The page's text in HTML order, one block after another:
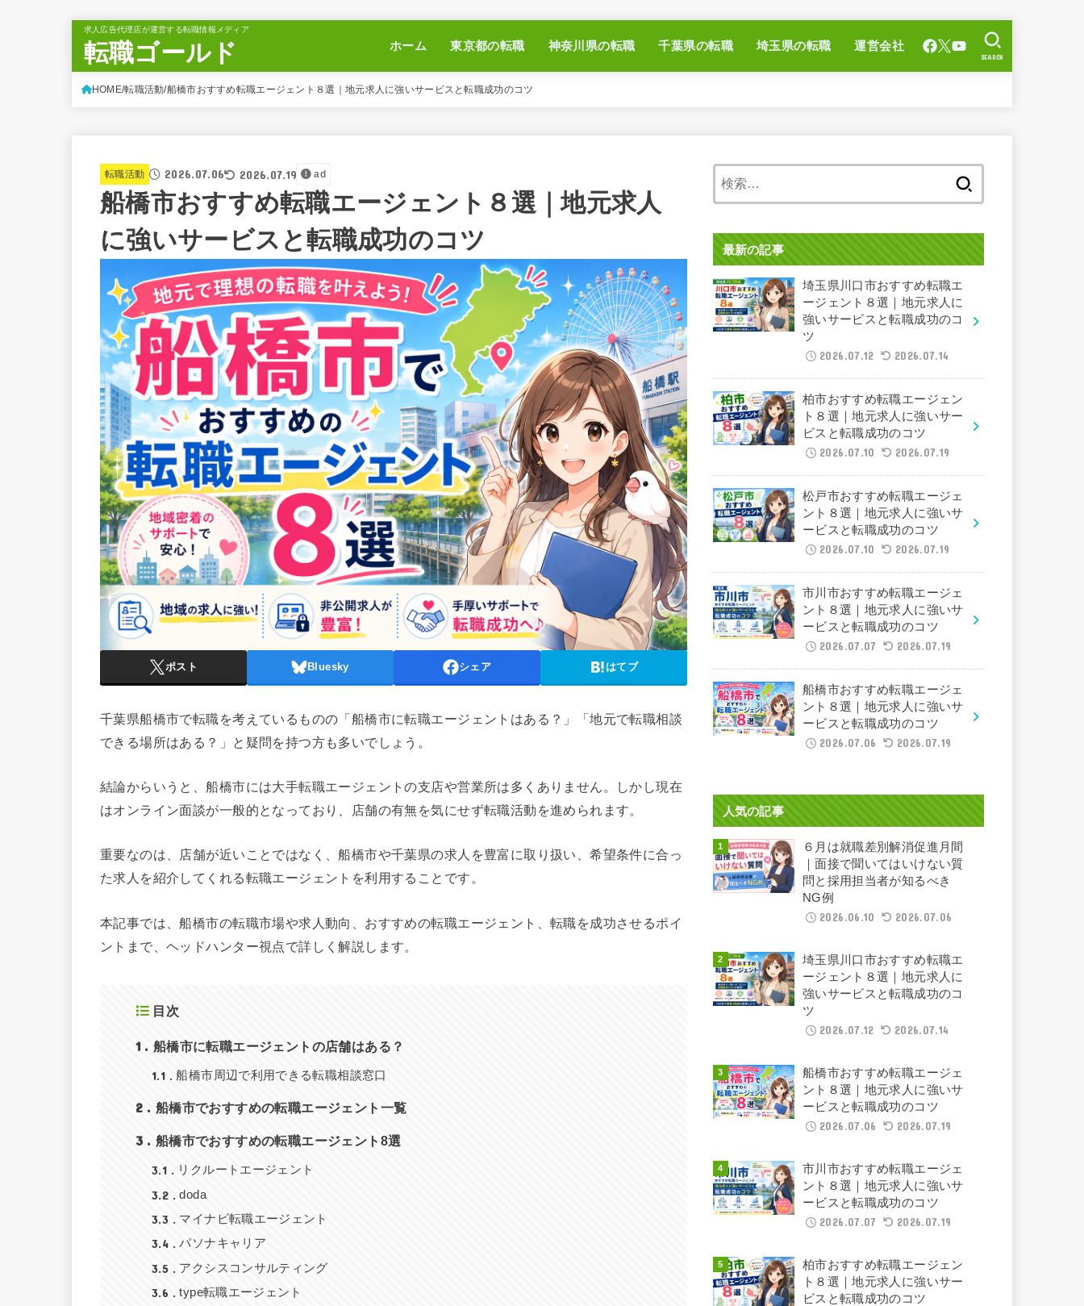
求人広告代理店が運営する転職情報メディア
転職ゴールド ホーム 東京都の転職 神奈川県の転職 千葉県の転職 埼玉県の転職 運営会社
SEARCH
HOME 転職活動 船橋市おすすめ転職エージェント８選｜地元求人に強いサービスと転職成功のコツ
転職活動 2026.07.06 2026.07.19 ad
船橋市おすすめ転職エージェント８選｜地元求人
に強いサービスと転職成功のコツ
ポスト Bluesky シェア はてブ
千葉県船橋市で転職を考えているものの「船橋市に転職エージェントはある？」「地元で転職相談
できる場所はある？」と疑問を持つ方も多いでしょう。
結論からいうと、船橋市には大手転職エージェントの支店や営業所は多くありません。しかし現在
はオンライン面談が一般的となっており、店舗の有無を気にせず転職活動を進められます。
重要なのは、店舗が近いことではなく、船橋市や千葉県の求人を豊富に取り扱い、希望条件に合っ
た求人を紹介してくれる転職エージェントを利用することです。
本記事では、船橋市の転職市場や求人動向、おすすめの転職エージェント、転職を成功させるポイ
ントまで、ヘッドハンター視点で詳しく解説します。
目次
1 船橋市に転職エージェントの店舗はある？
1.1 船橋市周辺で利用できる転職相談窓口
2 船橋市でおすすめの転職エージェント一覧
3 船橋市でおすすめの転職エージェント8選
3.1 リクルートエージェント
3.2 doda
3.3 マイナビ転職エージェント
3.4 パソナキャリア
3.5 アクシスコンサルティング
3.6 type転職エージェント
最新の記事
埼玉県川口市おすすめ転職エ
ージェント８選｜地元求人に
強いサービスと転職成功のコ
ツ
2026.07.12
2026.07.14
柏市おすすめ転職エージェン
ト８選｜地元求人に強いサー
ビスと転職成功のコツ
2026.07.10
2026.07.19
松戸市おすすめ転職エージェ
ント８選｜地元求人に強いサ
ービスと転職成功のコツ
2026.07.10
2026.07.19
市川市おすすめ転職エージェ
ント８選｜地元求人に強いサ
ービスと転職成功のコツ
2026.07.07
2026.07.19
船橋市おすすめ転職エージェ
ント８選｜地元求人に強いサ
ービスと転職成功のコツ
2026.07.06
2026.07.19
人気の記事
６月は就職差別解消促進月間
｜面接で聞いてはいけない質
問と採用担当者が知るべき
NG例
2026.06.10
2026.07.06
埼玉県川口市おすすめ転職エ
ージェント８選｜地元求人に
強いサービスと転職成功のコ
ツ
2026.07.12
2026.07.14
船橋市おすすめ転職エージェ
ント８選｜地元求人に強いサ
ービスと転職成功のコツ
2026.07.06
2026.07.19
市川市おすすめ転職エージェ
ント８選｜地元求人に強いサ
ービスと転職成功のコツ
2026.07.07
2026.07.19
柏市おすすめ転職エージェン
ト８選｜地元求人に強いサー
ビスと転職成功のコツ